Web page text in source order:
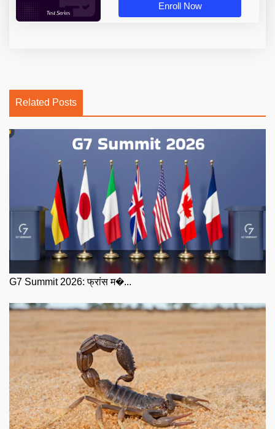
Enroll Now
Related Posts
G7 Summit 2026: फ्रांस म�...